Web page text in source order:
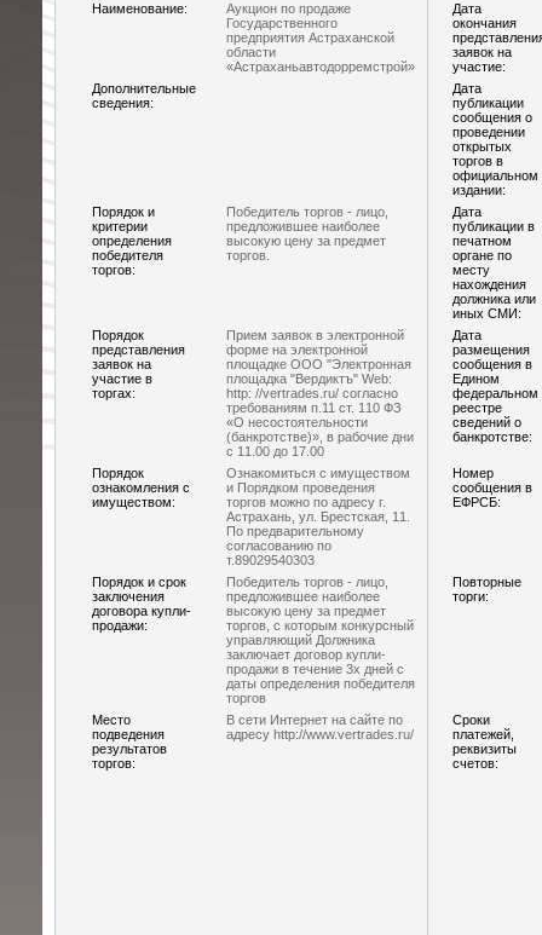
Наименование:
Аукцион по продаже
Государственного
предприятия Астраханской
области
«Астраханьавтодорремстрой»
Дата
окончания
заявок на
участие:
Дополнительные
сведения:
Дата
публикации
сообщения о
проведении
открытых
торгов в
официальном
издании:
Порядок и
критерии
определения
победителя
торгов:
Победитель торгов - лицо,
предложившее наиболее
высокую цену за предмет
торгов.
Дата
публикации в
печатном
органе по
месту
нахождения
должника или
иных СМИ:
Порядок
представления
заявок на
участие в
торгах:
Прием заявок в электронной
форме на электронной
площадке ООО "Электронная
площадка "Вердиктъ" Web:
http: //vertrades.ru/ согласно
требованиям п.11 ст. 110 ФЗ
«О несостоятельности
(банкротстве)», в рабочие дни
с 11.00 до 17.00
Дата
размещения
сообщения в
Едином
федеральном
реестре
сведений о
банкротстве:
Порядок
ознакомления с
имуществом:
Ознакомиться с имуществом
и Порядком проведения
торгов можно по адресу г.
Астрахань, ул. Брестская, 11.
По предварительному
согласованию по
т.89029540303
Номер
сообщения в
ЕФРСБ:
Порядок и срок
заключения
договора купли-
продажи:
Победитель торгов - лицо,
предложившее наиболее
высокую цену за предмет
торгов, с которым конкурсный
управляющий Должника
заключает договор купли-
продажи в течение 3х дней с
даты определения победителя
торгов
Повторные
торги:
Место
подведения
результатов
торгов:
В сети Интернет на сайте по
адресу http://www.vertrades.ru/
Сроки
платежей,
реквизиты
счетов: